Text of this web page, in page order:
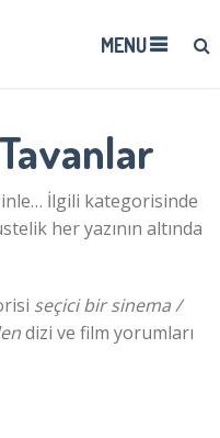
MENU
İlgili kategorisinde
her yazının altında
seçici bir sinema /
dizi ve film yorumları